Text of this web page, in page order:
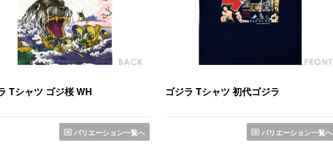
Tシャツ ゴジ桜 WH
バリエーション一覧へ
ゴジラ Tシャツ 初代ゴジラ
バリエーション一覧へ